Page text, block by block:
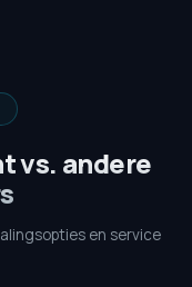
vs. andere
en service